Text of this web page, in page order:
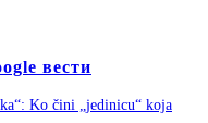
вести
Ko čini „jedinicu“ koja